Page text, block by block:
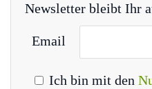
Newsletter bleibt Ihr
Email
Ich bin mit den